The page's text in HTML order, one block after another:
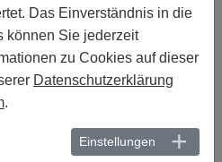
| CHINA | INDIEN |
| SÜDKOREA | TONGA :
ODER NICHT, WIR
ZU LEBEN“
VERABSCHIEDUNG
GESETZES
Das Einverständnis in die
können Sie jederzeit
zu Cookies auf dieser
Datenschutzerklärung
.
Einstellungen